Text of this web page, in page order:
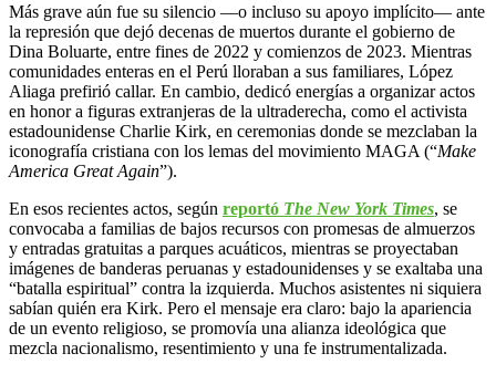
Más grave aún fue su silencio —o incluso su apoyo implícito— ante
la represión que dejó decenas de muertos durante el gobierno de
Dina Boluarte, entre fines de 2022 y comienzos de 2023. Mientras
comunidades enteras en el Perú lloraban a sus familiares, López
Aliaga prefirió callar. En cambio, dedicó energías a organizar actos
en honor a figuras extranjeras de la ultraderecha, como el activista
estadounidense Charlie Kirk, en ceremonias donde se mezclaban la
iconografía cristiana con los lemas del movimiento MAGA (“Make
America Great Again”).
En esos recientes actos, según reportó The New York Times, se
convocaba a familias de bajos recursos con promesas de almuerzos
y entradas gratuitas a parques acuáticos, mientras se proyectaban
imágenes de banderas peruanas y estadounidenses y se exaltaba una
“batalla espiritual” contra la izquierda. Muchos asistentes ni siquiera
sabían quién era Kirk. Pero el mensaje era claro: bajo la apariencia
de un evento religioso, se promovía una alianza ideológica que
mezcla nacionalismo, resentimiento y una fe instrumentalizada.